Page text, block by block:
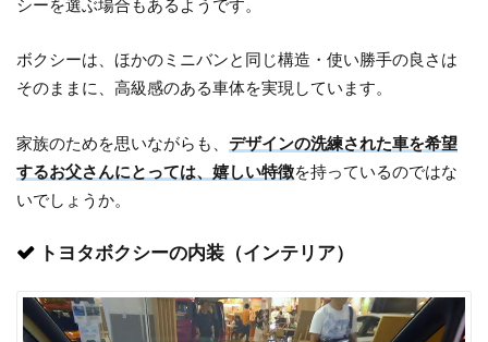
シーを選ぶ場合もあるようです。
ボクシーは、ほかのミニバンと同じ構造・使い勝手の良さは
そのままに、高級感のある車体を実現しています。
家族のためを思いながらも、デザインの洗練された車を希望
するお父さんにとっては、嬉しい特徴を持っているのではな
いでしょうか。
トヨタボクシーの内装（インテリア）